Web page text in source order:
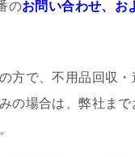
のお問い合わせ、お
方で、不用品回収・
の場合は、弊社ま